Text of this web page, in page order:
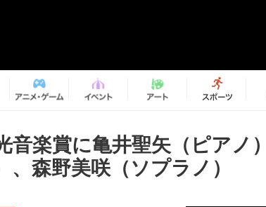
音楽賞に亀井聖矢（ピアノ
、森野美咲（ソプラノ）